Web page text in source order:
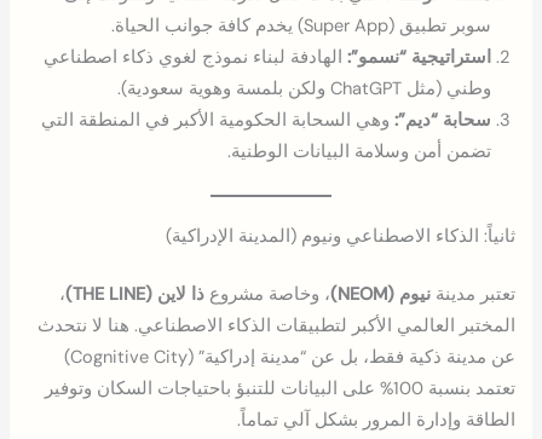
سوبر تطبيق (Super App) يخدم كافة جوانب الحياة.
استراتيجية “نسمو”: الهادفة لبناء نموذج لغوي ذكاء اصطناعي
وطني (مثل ChatGPT ولكن بلمسة وهوية سعودية).
سحابة “ديم”: وهي السحابة الحكومية الأكبر في المنطقة التي
تضمن أمن وسلامة البيانات الوطنية.
ثانياً: الذكاء الاصطناعي ونيوم (المدينة الإدراكية)
تعتبر مدينةنيوم (NEOM) ، وخاصة مشروعذا لاين (THE LINE)
،
المختبر العالمي الأكبر لتطبيقات الذكاء الاصطناعي. هنا لا نتحدث
عن مدينة ذكية فقط، بل عن “مدينة إدراكية” (Cognitive City)
تعتمد بنسبة 100% على البيانات للتنبؤ باحتياجات السكان وتوفير
الطاقة وإدارة المرور بشكل آلي تماماً.